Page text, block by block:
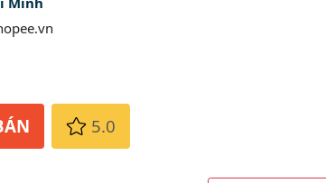
5.0